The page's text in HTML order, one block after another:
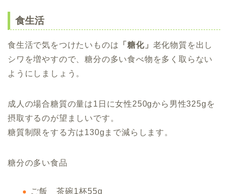
食生活
食生活で気をつけたいものは 「糖化」 老化物質を出し
シワを増やすので、糖分の多い食べ物を多く取らない
ようにしましょう。
成人の場合糖質の量は1日に女性250gから男性325gを
摂取するのが望ましいです。
糖質制限をする方は130gまで減らします。
糖分の多い食品
ご飯 茶碗1杯55g